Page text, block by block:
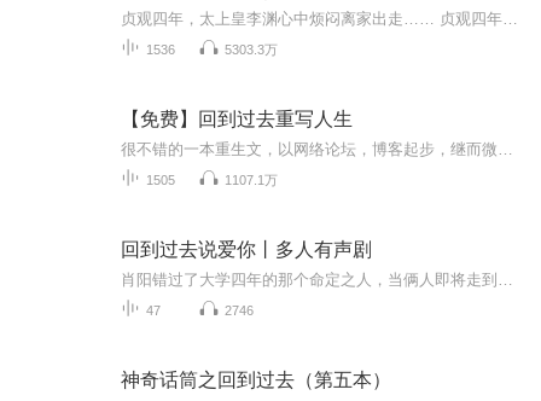
1536 5303.3万
【免费】回到过去重写人生
1505 1107.1万
回到过去说爱你丨多人有声剧
47 2746
神奇话筒之回到过去（第五本）